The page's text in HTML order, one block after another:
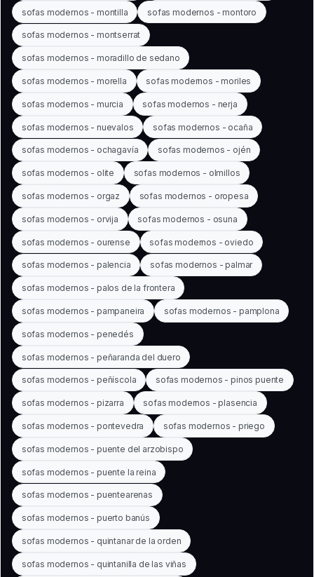
sofas modernos - montilla sofas modernos - montoro
sofas modernos - montserrat
sofas modernos - moradillo de sedano
sofas modernos - morella sofas modernos - moriles
sofas modernos - murcia sofas modernos - nerja
sofas modernos - nuevalos sofas modernos - ocaña
sofas modernos - ochagavía sofas modernos - ojén
sofas modernos - olite sofas modernos - olmillos
sofas modernos - orgaz sofas modernos - oropesa
sofas modernos - orvija sofas modernos - osuna
sofas modernos - ourense sofas modernos - oviedo
sofas modernos - palencia sofas modernos - palmar
sofas modernos - palos de la frontera
sofas modernos - pampaneira sofas modernos - pamplona
sofas modernos - penedés
sofas modernos - peñaranda del duero
sofas modernos - peñíscola sofas modernos - pinos puente
sofas modernos - pizarra sofas modernos - plasencia
sofas modernos - pontevedra sofas modernos - priego
sofas modernos - puente del arzobispo
sofas modernos - puente la reina
sofas modernos - puentearenas
sofas modernos - puerto banús
sofas modernos - quintanar de la orden
sofas modernos - quintanilla de las viñas